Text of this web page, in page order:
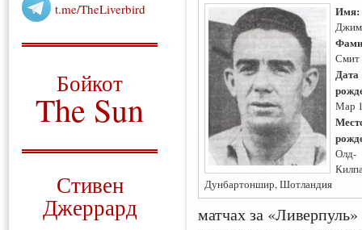
t.me/TheLiverbird
Бойкот
The Sun
Стивен
Джеррард
Смит
Дата
Мар
Олд-
Дунбартоншир, Шотландия
матчах за